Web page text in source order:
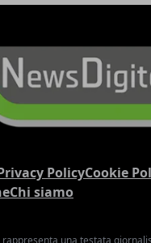
PolicyCookie
Chi siamo
una testata